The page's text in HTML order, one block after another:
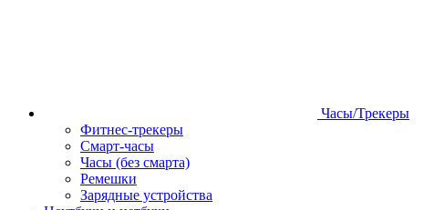
Часы/Трекеры
Фитнес-трекеры
Смарт-часы
Часы (без смарта)
Ремешки
Зарядные устройства